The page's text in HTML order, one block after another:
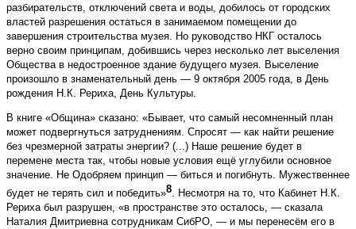
разбирательств, отключений света и воды, добилось от городских
властей разрешения остаться в занимаемом помещении до
завершения строительства музея. Но руководство НКГ осталось
верно своим принципам, добившись через несколько лет выселения
Общества в недостроенное здание будущего музея. Выселение
произошло в знаменательный день — 9 октября 2005 го­да, в День
рождения Н.К. Рериха, День Культуры.
В книге «Община» сказано: «Бывает, что самый несомненный план
может подвергнуться затруднениям. Спросят — как найти решение
без чрезмерной затраты энергии? (...) Наше решение будет в
перемене места так, чтобы новые условия ещё углубили основное
значение. Не Одобряем принцип — биться и погибнуть. Мужественнее
будет не терять сил и победить»8. Несмотря на то, что Кабинет Н.К.
Рериха был разрушен, «в пространстве это осталось, — сказала
Наталия Дмитриевна сотрудникам СибРО, — и мы перенесём его в